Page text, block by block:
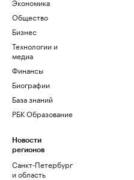
Общество
Бизнес
Технологии и
медиа
Финансы
Биографии
База знаний
РБК Образование
Новости
регионов
Санкт-Петербург
и область